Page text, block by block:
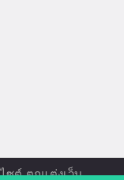
ซต์ ตกแต่งเว็บ